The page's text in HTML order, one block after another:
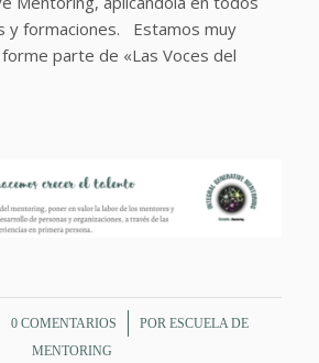
y formaciones. Estamos muy
parte de «Las Voces del
0 COMENTARIOS
/ POR ESCUELA DE
MENTORING